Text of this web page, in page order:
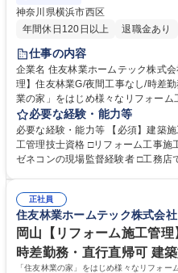
神奈川県横浜市西区
年間休日120日以上
退職金あり
仕事の内容
企業名 住友林業ホームテック株式会社 求人名 横浜【リフォーム施
理】住友林業G/夜間工事なし/時差勤務・直行直帰
業の家」をはじめ様々なリフォー
工管理を担当頂きます。施工管理ア
理など生産性向上への取り組みも積極的に行
(1)リフォームエンジニアから工事
成・工事発注手配・工程確認)(3)着
模工事が中心)■一般物件：戸建てや
大規模な案件が中心)≪変更の範囲：会社の
【リフォーム施工管理】住友林業
必要な経験・能力等
必要な経験・能力等 【必須】建築
工管理技士資格 □リフォーム工事施
ゼネコンの現場監督経験者 □工務店での施工管
います。（トーク機能で連絡や変更
管理、写真管理、作業報告書作成、
設置。事務所にいながら現場の状況を確
格 学歴：大学院 大学 高専 短大 専
正社員
住友林業ホームテック株式会社
岡山【リフォーム施工管
時差勤務・直行直帰可 建
「住友林業の家」をはじめ様々なリフォ